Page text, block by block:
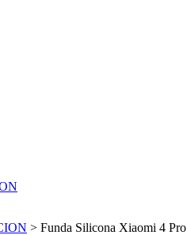
> Funda Silicona Xiaomi 4 Pro